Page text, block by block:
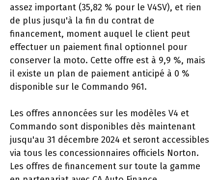
assez important (35,82 % pour le V4SV), et rien
de plus jusqu'à la fin du contrat de
financement, moment auquel le client peut
effectuer un paiement final optionnel pour
conserver la moto. Cette offre est à 9,9 %, mais
il existe un plan de paiement anticipé à 0 %
disponible sur le Commando 961.
Les offres annoncées sur les modèles V4 et
Commando sont disponibles dès maintenant
jusqu'au 31 décembre 2024 et seront accessibles
via tous les concessionnaires officiels Norton.
Les offres de financement sur toute la gamme